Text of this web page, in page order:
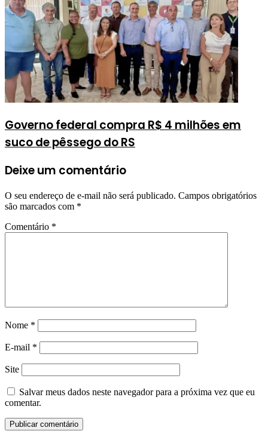
Governo federal compra R$ 4 milhões em
suco de pêssego do RS
Deixe um comentário
O seu endereço de e-mail não será publicado. Campos obrigatórios
são marcados com *
Comentário *
Nome *
E-mail *
Site
Salvar meus dados neste navegador para a próxima vez que eu
comentar.